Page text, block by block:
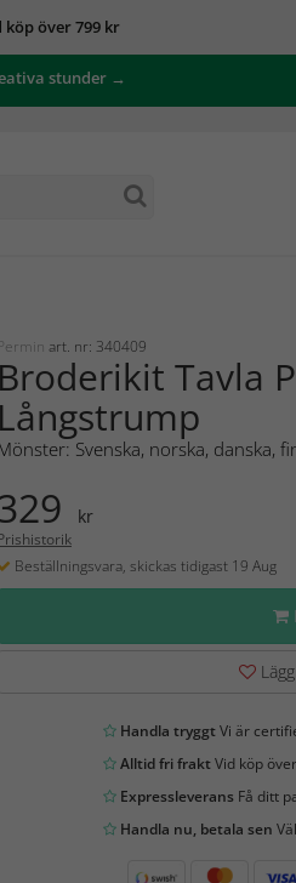
över 799 kr
stunder →
art. nr: 340409
Broderikit Tavla
Långstrump
Svenska, norska, danska,
kr
Beställningsvara, skickas tidigast 19 Aug
Handla tryggtVi är
Alltid fri fraktVid köp
ExpressleveransFå ditt
Handla nu, betala sen